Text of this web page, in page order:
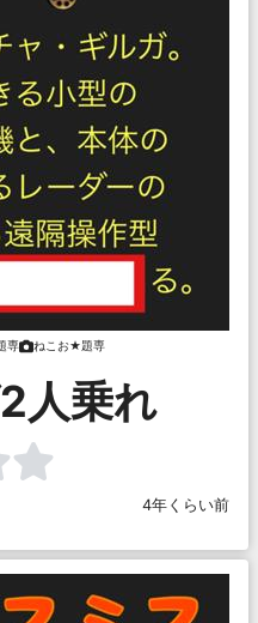
専 ねこお★題専
人乗れ
4年くらい前